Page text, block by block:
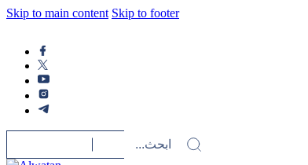
Skip to main content Skip to footer